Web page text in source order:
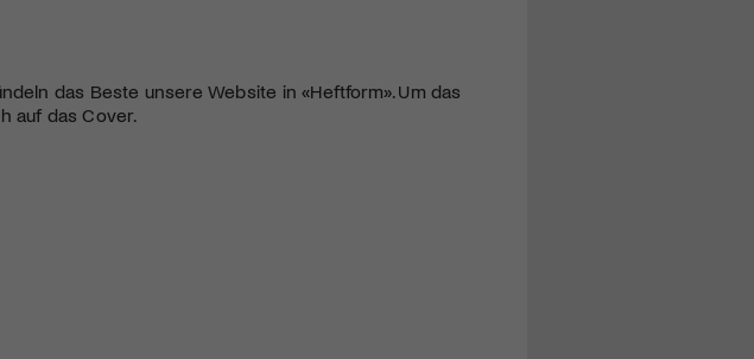
das Beste unsere Website in «Heftform». Um das
auf das Cover.